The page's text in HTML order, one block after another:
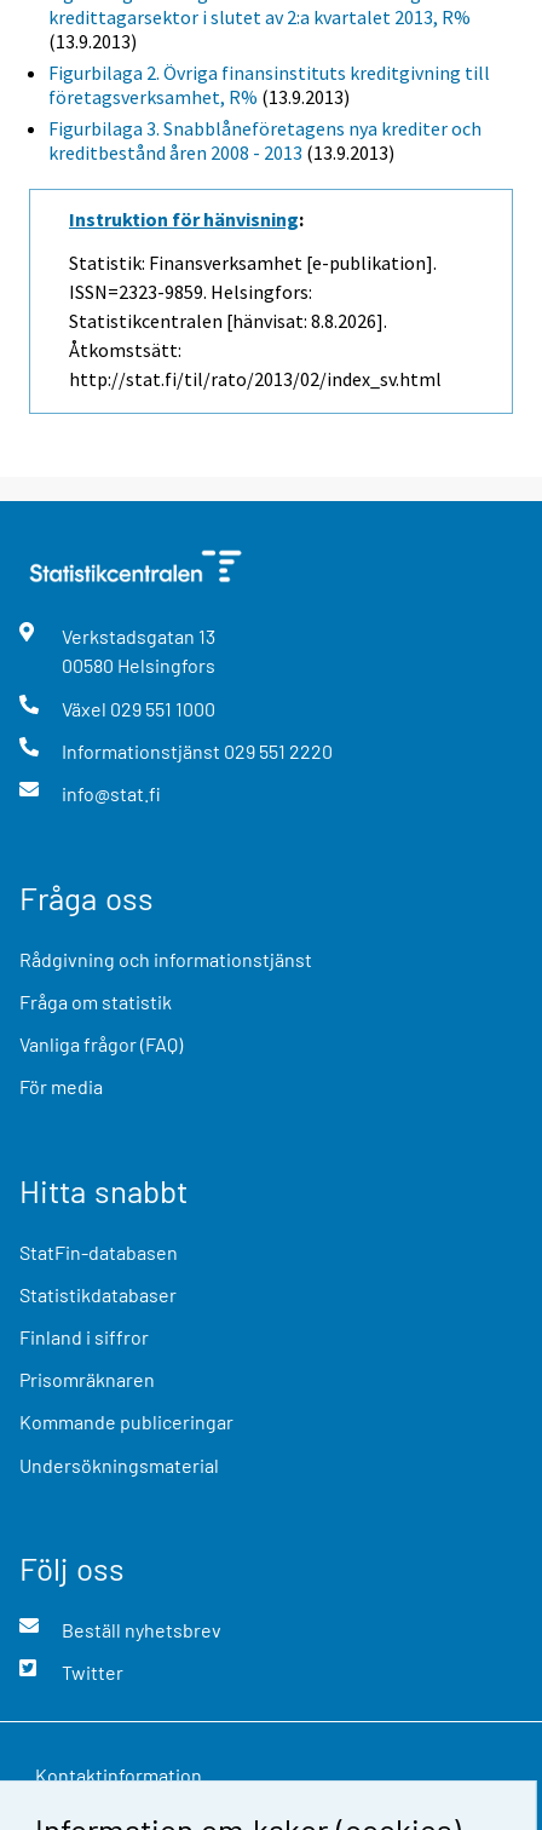
kredittagarsektor i slutet av 2:a kvartalet 2013, R%
(13.9.2013)
Figurbilaga 2. Övriga finansinstituts kreditgivning till
företagsverksamhet, R% (13.9.2013)
Figurbilaga 3. Snabblåneföretagens nya krediter och
kreditbestånd åren 2008 - 2013 (13.9.2013)
Instruktion för hänvisning:
Statistik: Finansverksamhet [e-publikation].
ISSN=2323-9859. Helsingfors:
Statistikcentralen [hänvisat: 8.8.2026].
Åtkomstsätt:
http://stat.fi/til/rato/2013/02/index_sv.html
Verkstadsgatan 13
00580 Helsingfors
Växel 029 551 1000
Informationstjänst 029 551 2220
info@stat.fi
Fråga oss
Rådgivning och informationstjänst
Fråga om statistik
Vanliga frågor (FAQ)
För media
Hitta snabbt
StatFin-databasen
Statistikdatabaser
Finland i siffror
Prisomräknaren
Kommande publiceringar
Undersökningsmaterial
Följ oss
Beställ nyhetsbrev
Twitter
Kontaktinformation
Respons